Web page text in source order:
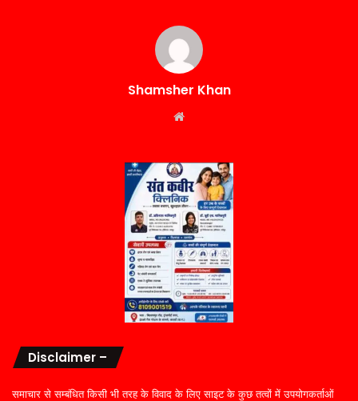
Shamsher Khan
Disclaimer –
समाचार से सम्बंधित किसी भी तरह के विवाद के लिए साइट के कुछ तत्वों में उपयोगकर्ताओं